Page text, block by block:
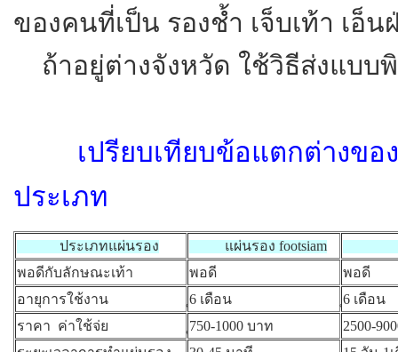
ของคนที่เป็น รองช้ำ เจ็บเท้า เอ็น
ถ้าอยู่ต่างจังหวัด ใช้วิธีส่งแบบ
เปรียบเทียบข้อแตกต่างข
ประเภท
ประเภทแผ่นรอง
แผ่นรอง footsiam
พอดีกับลักษณะเท้า
พอดี
พอดี
อายุการใช้งาน
ุ6 เดือน
ุ6 เดือน
ราคา ค่าใช้จ่ย
ุ750-1000 บาท
2500-